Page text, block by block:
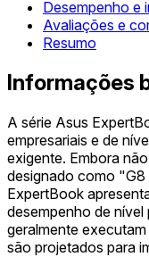
Desempenho e
Avaliações e
Resumo
Informações
A série Asus
empresariais e de
exigente. Embora
designado como
ExpertBook
desempenho de
geralmente
são projetados para